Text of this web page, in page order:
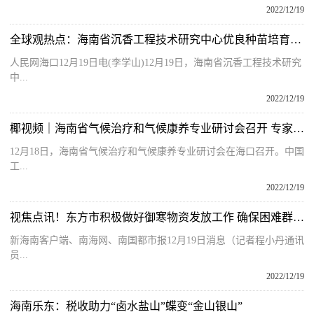
2022/12/19
全球观热点：海南省沉香工程技术研究中心优良种苗培育基地揭牌
人民网海口12月19日电(李学山)12月19日，海南省沉香工程技术研究
中...
2022/12/19
椰视频｜海南省气候治疗和气候康养专业研讨会召开 专家积极献言献策
12月18日，海南省气候治疗和气候康养专业研讨会在海口召开。中国
工...
2022/12/19
视焦点讯！东方市积极做好御寒物资发放工作 确保困难群众温暖过冬
新海南客户端、南海网、南国都市报12月19日消息（记者程小丹通讯
员...
2022/12/19
海南乐东：税收助力“卤水盐山”蝶变“金山银山”